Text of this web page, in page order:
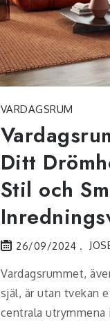
VARDAGSRUM
Ditt
Stil och
26/09/2024
Vardagsrummet,
själ, är utan tvekan
centrala utrymmena